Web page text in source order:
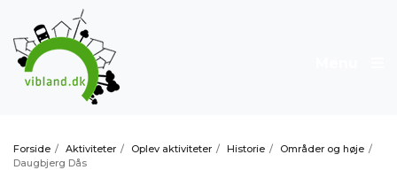
Forside / Aktiviteter / Oplev aktiviteter / Historie / Områder og høje /
Daugbjerg Dås